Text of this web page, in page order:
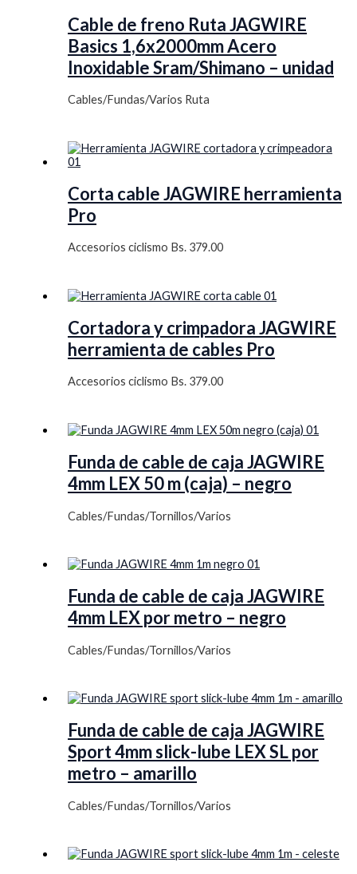
Cable de freno Ruta JAGWIRE
Basics 1,6x2000mm Acero
Inoxidable Sram/Shimano – unidad
Cables/Fundas/Varios Ruta
Corta cable JAGWIRE herramienta
Pro
Accesorios ciclismo Bs. 379.00
Cortadora y crimpadora JAGWIRE
herramienta de cables Pro
Accesorios ciclismo Bs. 379.00
Funda de cable de caja JAGWIRE
4mm LEX 50 m (caja) – negro
Cables/Fundas/Tornillos/Varios
Funda de cable de caja JAGWIRE
4mm LEX por metro – negro
Cables/Fundas/Tornillos/Varios
Funda de cable de caja JAGWIRE
Sport 4mm slick-lube LEX SL por
metro – amarillo
Cables/Fundas/Tornillos/Varios